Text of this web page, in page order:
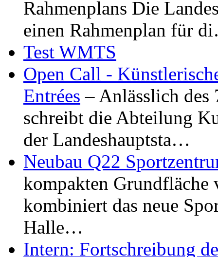
Rahmenplans Die
einen Rahmenplan für
Test WMTS
Open Call -
Entrées – Anlässlich
schreibt die Abteilung
der Landeshauptsta…
Neubau Q22
kompakten Grundfläche
kombiniert das neue
Halle…
Intern: Fortschreibung